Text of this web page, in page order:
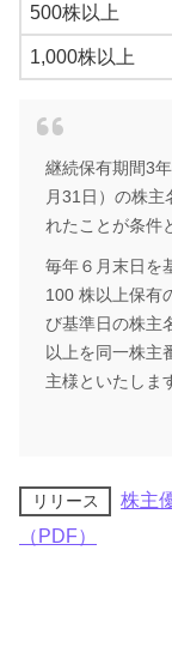
500株以上
1,000株以上
継続保有期間3
月31日）の株主
れたことが条件
毎年６月末日を
100 株以上保有
び基準日の株主
以上を同一株主
主様といたしま
リリース
株主
（PDF）